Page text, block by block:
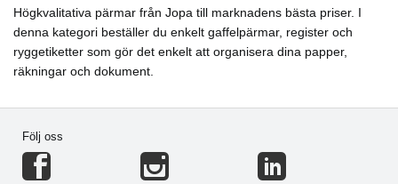
Högkvalitativa pärmar från Jopa till marknadens bästa priser. I
denna kategori beställer du enkelt gaffelpärmar, register och
ryggetiketter som gör det enkelt att organisera dina papper,
räkningar och dokument.
Följ oss